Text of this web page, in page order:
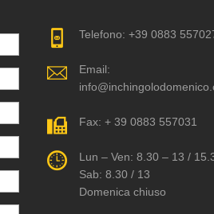
Telefono: +39 0883
Email:
Fax: + 39 0883 557031
Lun – Ven: 8.30 – 13 /
Sab: 8.30 / 13
Domenica chiuso